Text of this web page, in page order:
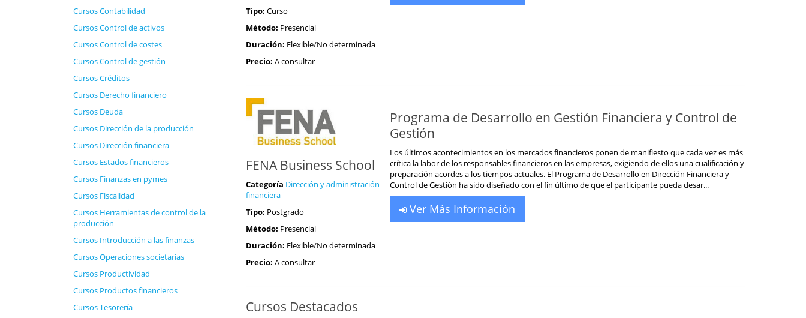
Cursos Contabilidad
Cursos Control de activos
Cursos Control de costes
Cursos Control de gestión
Cursos Créditos
Cursos Derecho financiero
Cursos Deuda
Cursos Dirección de la producción
Cursos Dirección financiera
Cursos Estados financieros
Cursos Finanzas en pymes
Cursos Fiscalidad
Cursos Herramientas de control de la
producción
Cursos Introducción a las finanzas
Cursos Operaciones societarias
Cursos Productividad
Cursos Productos financieros
Cursos Tesorería
Tipo: Curso
Método: Presencial
Duración: Flexible/No determinada
Precio: A consultar
FENA Business School
Categoría Dirección y administración
financiera
Tipo: Postgrado
Método: Presencial
Duración: Flexible/No determinada
Precio: A consultar
Programa de Desarrollo en Gestión Financiera y Control de
Gestión
Los últimos acontecimientos en los mercados financieros ponen de manifiesto que cada vez es más
crítica la labor de los responsables financieros en las empresas, exigiendo de ellos una cualificación y
preparación acordes a los tiempos actuales. El Programa de Desarrollo en Dirección Financiera y
Control de Gestión ha sido diseñado con el fin último de que el participante pueda desar...
Ver Más Información
Cursos Destacados